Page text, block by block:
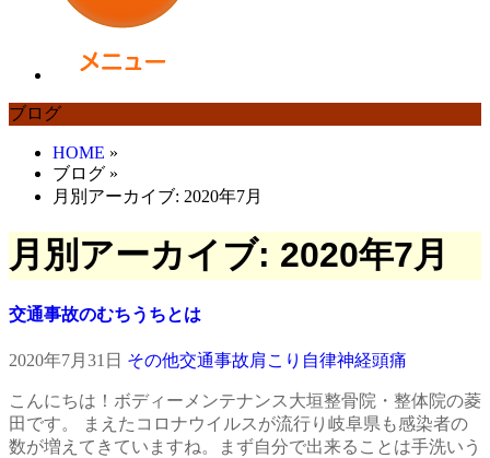
ブログ
HOME »
ブログ »
月別アーカイブ: 2020年7月
月別アーカイブ: 2020年7月
交通事故のむちうちとは
2020年7月31日 その他交通事故肩こり 自律神経頭痛
こんにちは！ボディーメンテナンス大垣整骨院・整体院の菱
田です。 まえたコロナウイルスが流行り岐阜県も感染者の
数が増えてきていますね。まず自分で出来ることは手洗いう